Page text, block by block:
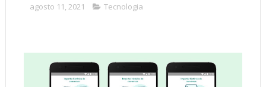
agosto 11, 2021 Tecnologia